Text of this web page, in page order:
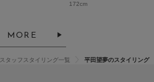
172cm
MORE
スタッフスタイリング一覧 平田望夢のスタイリング